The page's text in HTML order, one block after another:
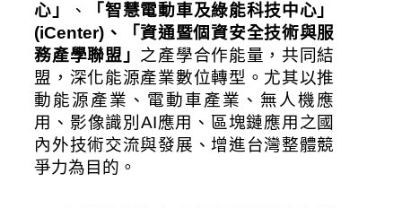
心」
、
「智慧電動車及綠能科技中心」
(iCenter)、「資通暨個資安全技術與服
務產學聯盟」 之產學合作能量，共同結
盟，深化能源產業數位轉型。尤其以推
動能源產業、電動車產業、無人機應
用、影像識別AI應用、區塊鏈應用之國
內外技術交流與發展、增進台灣整體競
爭力為目的。